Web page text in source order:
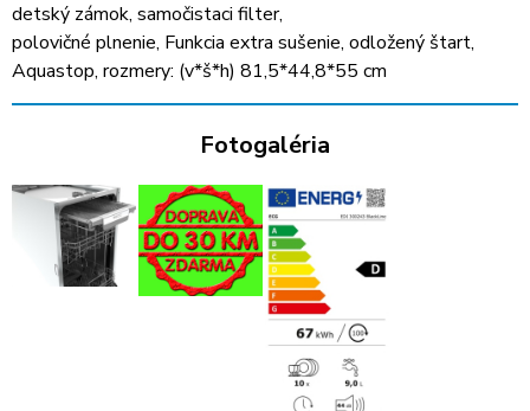
detský zámok, samočistaci filter,
polovičné plnenie, Funkcia extra sušenie, odložený štart,
Aquastop, rozmery: (v*š*h) 81,5*44,8*55 cm
Fotogaléria